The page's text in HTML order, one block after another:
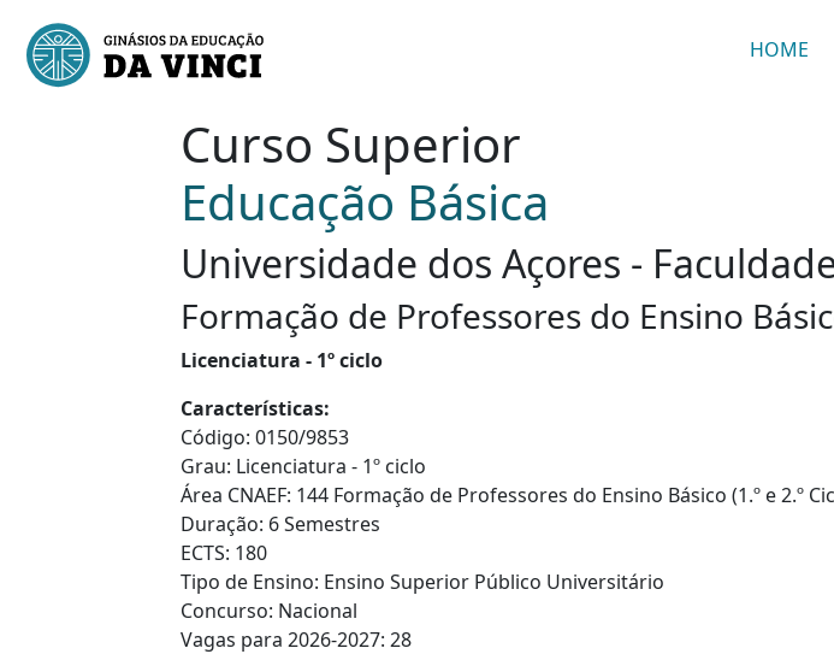
HOME
Curso Superior
Educação Básica
Universidade dos Açores -
Formação de Professores do Ensino
Licenciatura - 1º ciclo
Características:
Código: 0150/9853
Grau: Licenciatura - 1º ciclo
Área CNAEF: 144 Formação de Professores do Ensino Básico (1.º e 2.º
Duração: 6 Semestres
ECTS: 180
Tipo de Ensino: Ensino Superior Público Universitário
Concurso: Nacional
Vagas para 2026-2027: 28